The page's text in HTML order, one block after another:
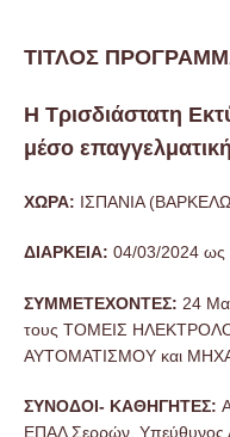
ΤΙΤΛΟΣ
Η Τρισδιάστατη
μέσο
ΧΩΡΑ: ΙΣΠΑΝΙΑ
ΔΙΑΡΚΕΙΑ: 04/03/2024 ως
ΣΥΜΜΕΤΕΧΟΝΤΕΣ: 24
τους ΤΟΜΕΙΣ
ΑΥΤΟΜΑΤΙΣΜΟΥ και
ΣΥΝΟΔΟΙ- ΚΑΘΗΓΗΤΕΣ:
ΕΠΑΛ Σερρών, Υπεύθυνος